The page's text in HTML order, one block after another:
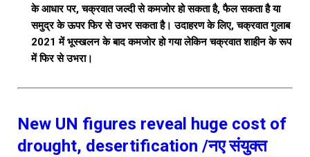
के आधार पर, चक्रवात जल्दी से कमजोर हो सकता है, फैल सकता है या
समुद्र के ऊपर फिर से उभर सकता है। उदाहरण के लिए, चक्रवात गुलाब
2021 में भूस्खलन के बाद कमजोर हो गया लेकिन चक्रवात शाहीन के रूप
में फिर से उभरा।
New UN figures reveal huge cost of
drought, desertification /नए संयुक्त